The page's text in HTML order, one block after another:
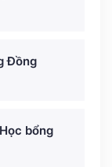
Đồng
bổng